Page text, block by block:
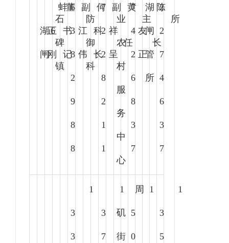
6
蚌
湖
闸
董
正
刚
石
碑
镇
副
书
记
6
3
8
2
9
8
8
何
江
伟
防
御
科
副
科
长
7
2
2
8
2
1
1
黄
祥
呈
业
农
村
服
务
中
心
主
任
7
4
2
6
8
3
7
陈
友
正
湖
闸
管
所
所
长
2
2
7
4
6
3
7
1
3
3
1
3
7
周
矶
街
1
5
0
1
3
5